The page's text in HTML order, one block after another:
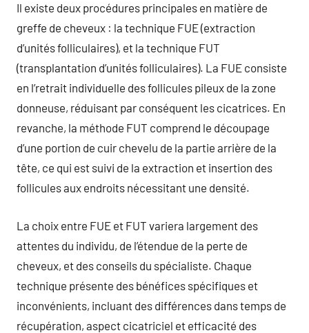
Il existe deux procédures principales en matière de
greffe de cheveux : la technique FUE (extraction
d’unités folliculaires), et la technique FUT
(transplantation d’unités folliculaires). La FUE consiste
en l’retrait individuelle des follicules pileux de la zone
donneuse, réduisant par conséquent les cicatrices. En
revanche, la méthode FUT comprend le découpage
d’une portion de cuir chevelu de la partie arrière de la
tête, ce qui est suivi de la extraction et insertion des
follicules aux endroits nécessitant une densité.
La choix entre FUE et FUT variera largement des
attentes du individu, de l’étendue de la perte de
cheveux, et des conseils du spécialiste. Chaque
technique présente des bénéfices spécifiques et
inconvénients, incluant des différences dans temps de
récupération, aspect cicatriciel et efficacité des